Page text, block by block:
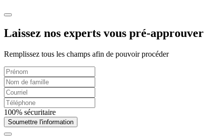
Laissez nos experts vous pré-approuver
Remplissez tous les champs afin de pouvoir procéder
100% sécuritaire
Soumettre l'information